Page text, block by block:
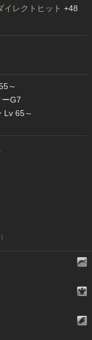
イレクトヒット +48
～
ーG7
Lv 65～